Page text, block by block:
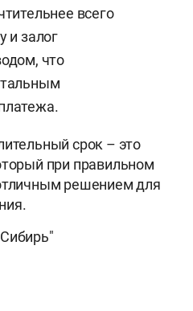
всего
и залог
что
срок – это
при правильном
решением для